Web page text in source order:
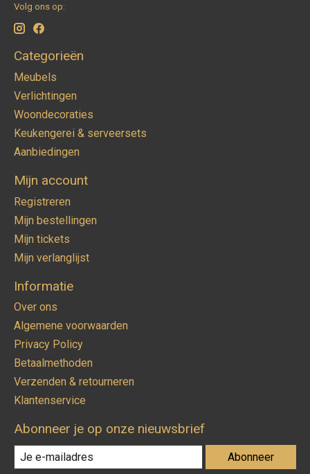
Volg ons op:
Categorieën
Meubels
Verlichtingen
Woondecoraties
Keukengerei & serveersets
Aanbiedingen
Mijn account
Registreren
Mijn bestellingen
Mijn tickets
Mijn verlanglijst
Informatie
Over ons
Algemene voorwaarden
Privacy Policy
Betaalmethoden
Verzenden & retourneren
Klantenservice
Abonneer je op onze nieuwsbrief
Abonneer